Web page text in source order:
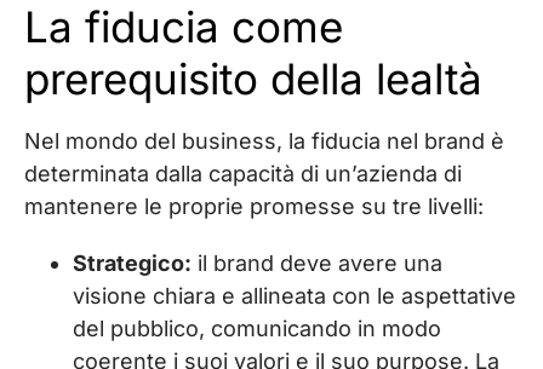
La fiducia come
prerequisito della lealtà
Nel mondo del business, la fiducia nel brand è
determinata dalla capacità di un’azienda di
mantenere le proprie promesse su tre livelli:
Strategico: il brand deve avere una
visione chiara e allineata con le aspettative
del pubblico, comunicando in modo
coerente i suoi valori e il suo purpose. La